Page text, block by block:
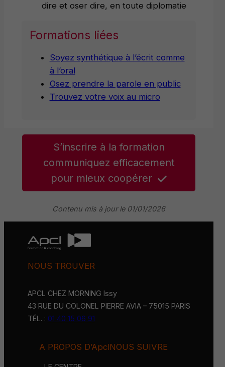
dire et oser dire, en toute diplomatie
Formations liées
Soyez synthétique à l’écrit comme
à l’oral
Osez prendre la parole en public
Trouvez votre voix au micro
S’inscrire à la formation
communiquez efficacement
pour mieux coopérer
Contenu mis à jour le 01/01/2026
NOUS TROUVER
APCL CHEZ MORNING Issy
43 RUE DU COLONEL PIERRE AVIA – 75015 PARIS
TÉL. : 01 40 15 06 91
A PROPOS D’ApclNOUS SUIVRE